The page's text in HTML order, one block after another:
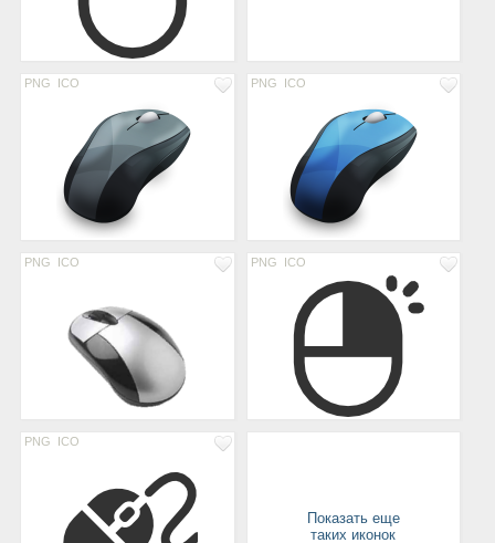
PNG ICO PNG ICO
PNG ICO PNG ICO
PNG ICO
Показать еще
таких иконок